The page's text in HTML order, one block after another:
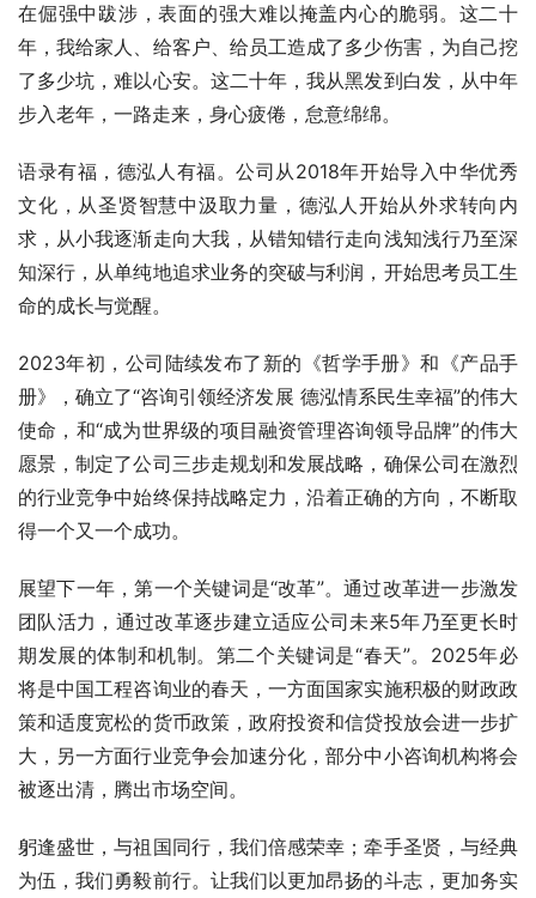
在倔强中跋涉，表面的强大难以掩盖内心的脆弱。这二十
年，我给家人、给客户、给员工造成了多少伤害，为自己挖
了多少坑，难以心安。这二十年，我从黑发到白发，从中年
步入老年，一路走来，身心疲倦，怠意绵绵。
语录有福，德泓人有福。公司从2018年开始导入中华优秀
文化，从圣贤智慧中汲取力量，德泓人开始从外求转向内
求，从小我逐渐走向大我，从错知错行走向浅知浅行乃至深
知深行，从单纯地追求业务的突破与利润，开始思考员工生
命的成长与觉醒。
2023年初，公司陆续发布了新的《哲学手册》和《产品手
册》，确立了“咨询引领经济发展 德泓情系民生幸福”的伟大
使命，和“成为世界级的项目融资管理咨询领导品牌”的伟大
愿景，制定了公司三步走规划和发展战略，确保公司在激烈
的行业竞争中始终保持战略定力，沿着正确的方向，不断取
得一个又一个成功。
展望下一年，第一个关键词是“改革”。通过改革进一步激发
团队活力，通过改革逐步建立适应公司未来5年乃至更长时
期发展的体制和机制。第二个关键词是“春天”。2025年必
将是中国工程咨询业的春天，一方面国家实施积极的财政政
策和适度宽松的货币政策，政府投资和信贷投放会进一步扩
大，另一方面行业竞争会加速分化，部分中小咨询机构将会
被逐出清，腾出市场空间。
躬逢盛世，与祖国同行，我们倍感荣幸；牵手圣贤，与经典
为伍，我们勇毅前行。让我们以更加昂扬的斗志，更加务实